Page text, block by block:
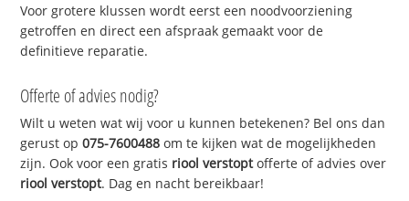
Voor grotere klussen wordt eerst een noodvoorziening
getroffen en direct een afspraak gemaakt voor de
definitieve reparatie.
Offerte of advies nodig?
Wilt u weten wat wij voor u kunnen betekenen? Bel ons dan
gerust op075-7600488 om te kijken wat de mogelijkheden
zijn. Ook voor een gratis riool verstoptofferte of advies over
riool verstopt. Dag en nacht bereikbaar!